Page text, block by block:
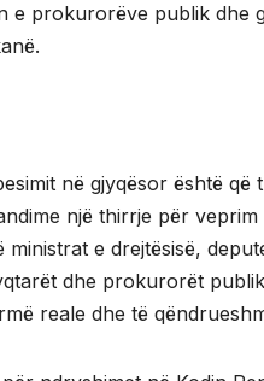
prokurorëve publik dhe
në gjyqësor është që
një thirrje për
e drejtësisë,
dhe prokurorët
reale dhe të